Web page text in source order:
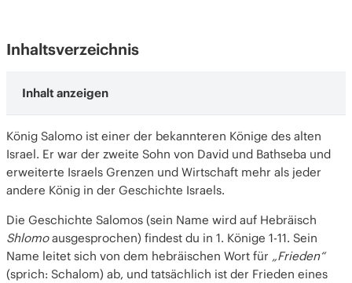
Inhaltsverzeichnis
Gottes Haus und Salomos Haus
Ein weiterer Traum und ein überraschender
Besuch
König Salomo ist einer der bekannteren Könige des alten
Israel. Er war der zweite Sohn von David und Bathseba und
erweiterte Israels Grenzen und Wirtschaft mehr als jeder
andere König in der Geschichte Israels.
Die Geschichte Salomos (sein Name wird auf Hebräisch
Shlomoausgesprochen) findest du in 1. Könige 1-11. Sein
Name leitet sich von dem hebräischen Wort für „Frieden“
(sprich: Schalom) ab, und tatsächlich ist der Frieden eines